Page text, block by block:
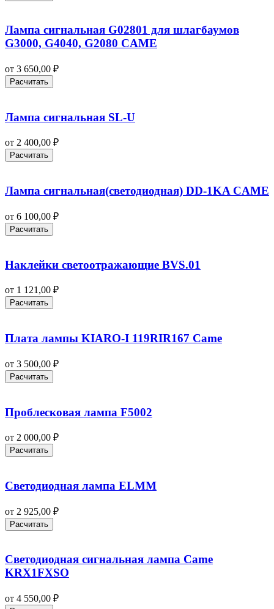
Лампа сигнальная G02801 для шлагбаумов
G3000, G4040, G2080 CAME
от 3 650,00 ₽
Расчитать
Лампа сигнальная SL-U
от 2 400,00 ₽
Расчитать
Лампа сигнальная(светодиодная) DD-1KA CAME
от 6 100,00 ₽
Расчитать
Наклейки светоотражающие BVS.01
от 1 121,00 ₽
Расчитать
Плата лампы KIARO-I 119RIR167 Came
от 3 500,00 ₽
Расчитать
Проблесковая лампа F5002
от 2 000,00 ₽
Расчитать
Светодиодная лампа ELMM
от 2 925,00 ₽
Расчитать
Светодиодная сигнальная лампа Came
KRX1FXSO
от 4 550,00 ₽